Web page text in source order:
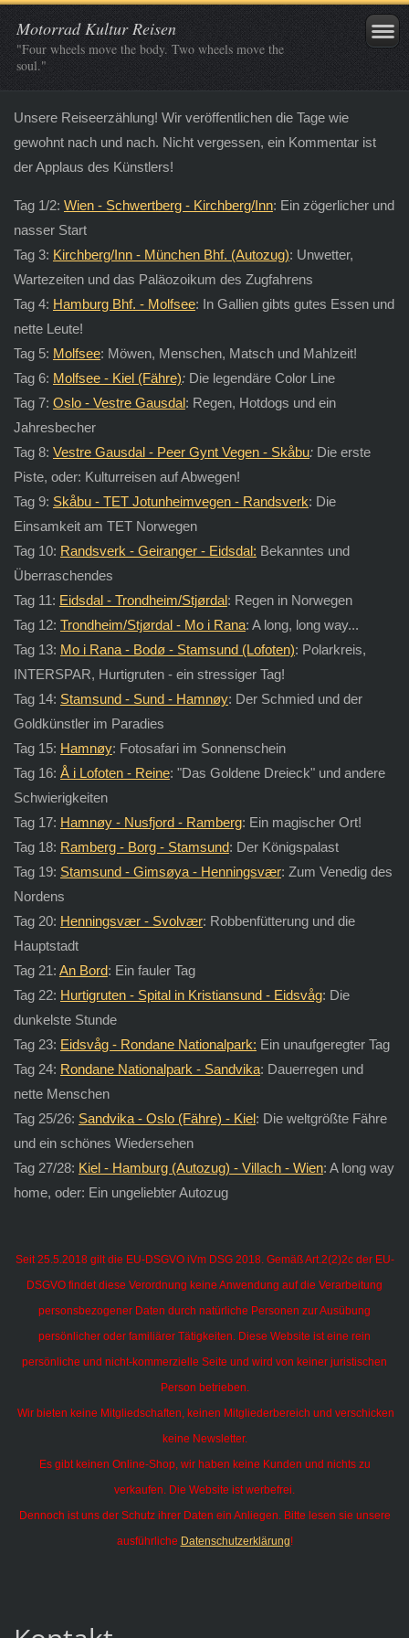
Motorrad Kultur Reisen
"Four wheels move the body. Two wheels move the
soul."
Unsere Reiseerzählung! Wir veröffentlichen die Tage wie
gewohnt nach und nach. Nicht vergessen, ein Kommentar ist
der Applaus des Künstlers!
Tag 1/2: Wien - Schwertberg - Kirchberg/Inn: Ein zögerlicher und
nasser Start
Tag 3: Kirchberg/Inn - München Bhf. (Autozug): Unwetter,
Wartezeiten und das Paläozoikum des Zugfahrens
Tag 4: Hamburg Bhf. - Molfsee: In Gallien gibts gutes Essen und
nette Leute!
Tag 5: Molfsee: Möwen, Menschen, Matsch und Mahlzeit!
Tag 6: Molfsee - Kiel (Fähre):Die legendäre Color Line
Tag 7: Oslo - Vestre Gausdal: Regen, Hotdogs und ein
Jahresbecher
Tag 8: Vestre Gausdal - Peer Gynt Vegen - Skåbu: Die erste
Piste, oder: Kulturreisen auf Abwegen!
Tag 9: Skåbu - TET Jotunheimvegen - Randsverk: Die
Einsamkeit am TET Norwegen
Tag 10: Randsverk - Geiranger - Eidsdal: Bekanntes und
Überraschendes
Tag 11: Eidsdal - Trondheim/Stjørdal: Regen in Norwegen
Tag 12: Trondheim/Stjørdal- Mo i Rana: A long, long way...
Tag 13: Mo i Rana - Bodø - Stamsund (Lofoten): Polarkreis,
INTERSPAR, Hurtigruten - ein stressiger Tag!
Tag 14: Stamsund - Sund - Hamnøy: Der Schmied und der
Goldkünstler im Paradies
Tag 15: Hamnøy: Fotosafari im Sonnenschein
Tag 16: Å i Lofoten - Reine: "Das Goldene Dreieck" und andere
Schwierigkeiten
Tag 17: Hamnøy - Nusfjord - Ramberg: Ein magischer Ort!
Tag 18: Ramberg - Borg - Stamsund: Der Königspalast
Tag 19: Stamsund - Gimsøya - Henningsvær: Zum Venedig des
Nordens
Tag 20: Henningsvær - Svolvær: Robbenfütterung und die
Hauptstadt
Tag 21: An Bord: Ein fauler Tag
Tag 22: Hurtigruten - Spital in Kristiansund - Eidsvåg: Die
dunkelste Stunde
Tag 23: Eidsvåg - Rondane Nationalpark: Ein unaufgeregter Tag
Tag 24: Rondane Nationalpark - Sandvika: Dauerregen und
nette Menschen
Tag 25/26: Sandvika - Oslo (Fähre) - Kiel: Die weltgrößte Fähre
und ein schönes Wiedersehen
Tag 27/28: Kiel - Hamburg (Autozug) - Villach - Wien: A long way
home, oder: Ein ungeliebter Autozug
Seit 25.5.2018 gilt die EU-DSGVO iVm DSG 2018. Gemäß Art.2(2)2c der EU-
DSGVO findet diese Verordnung keine Anwendung auf die Verarbeitung
personsbezogener Daten durch natürliche Personen zur Ausübung
persönlicher oder familiärer Tätigkeiten. Diese Website ist eine rein
persönliche und nicht-kommerzielle Seite und wird von keiner juristischen
Person betrieben.
Wir bieten keine Mitgliedschaften, keinen Mitgliederbereich und verschicken
keine Newsletter.
Es gibt keinen Online-Shop, wir haben keine Kunden und nichts zu
verkaufen. Die Website ist werbefrei.
Dennoch ist uns der Schutz ihrer Daten ein Anliegen. Bitte lesen sie unsere
ausführliche Datenschutzerklärung!